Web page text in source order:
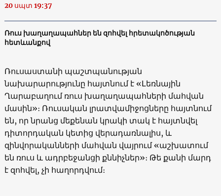
20 սպտ 19:37
Ռուս խաղաղապահներ են զոհվել հրետակոծության
հետևանքով
Ռուսաստանի պաշտպանության
նախարարությունը հայտնում է «Լեռնային
Ղարաբաղում ռուս խաղաղապահների մահվան
մասին»։ Ռուսական լրատվամիջոցները հայտնում
են, որ նրանց մեքենան կրակի տակ է հայտնվել
դիտորդական կետից վերադառնալիս, և
զինվորականների մահվան վայրում «աշխատում
են ռուս և ադրբեջանցի քննիչներ»։ Թե քանի մարդ
է զոհվել, չի հաղորդվում։